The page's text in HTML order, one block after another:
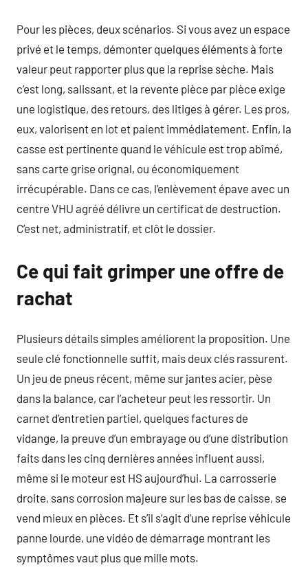
Pour les pièces, deux scénarios. Si vous avez un espace
privé et le temps, démonter quelques éléments à forte
valeur peut rapporter plus que la reprise sèche. Mais
c’est long, salissant, et la revente pièce par pièce exige
une logistique, des retours, des litiges à gérer. Les pros,
eux, valorisent en lot et paient immédiatement. Enfin, la
casse est pertinente quand le véhicule est trop abîmé,
sans carte grise orignal, ou économiquement
irrécupérable. Dans ce cas, l’enlèvement épave avec un
centre VHU agréé délivre un certificat de destruction.
C’est net, administratif, et clôt le dossier.
Ce qui fait grimper une offre de
rachat
Plusieurs détails simples améliorent la proposition. Une
seule clé fonctionnelle suffit, mais deux clés rassurent.
Un jeu de pneus récent, même sur jantes acier, pèse
dans la balance, car l’acheteur peut les ressortir. Un
carnet d’entretien partiel, quelques factures de
vidange, la preuve d’un embrayage ou d’une distribution
faits dans les cinq dernières années influent aussi,
même si le moteur est HS aujourd’hui. La carrosserie
droite, sans corrosion majeure sur les bas de caisse, se
vend mieux en pièces. Et s’il s’agit d’une reprise véhicule
panne lourde, une vidéo de démarrage montrant les
symptômes vaut plus que mille mots.